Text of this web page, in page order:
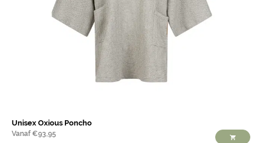
Unisex Oxious Poncho
Vanaf €93,95